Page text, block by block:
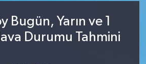
Bugün, Yarın ve 1
Durumu Tahmini